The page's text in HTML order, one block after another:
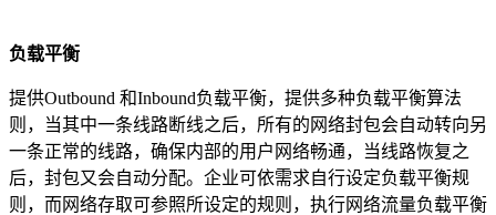
负载平衡
提供Outbound 和Inbound负载平衡，提供多种负载平衡算法
则，当其中一条线路断线之后，所有的网络封包会自动转向另
一条正常的线路，确保内部的用户网络畅通，当线路恢复之
后，封包又会自动分配。企业可依需求自行设定负载平衡规
则，而网络存取可参照所设定的规则，执行网络流量负载平衡